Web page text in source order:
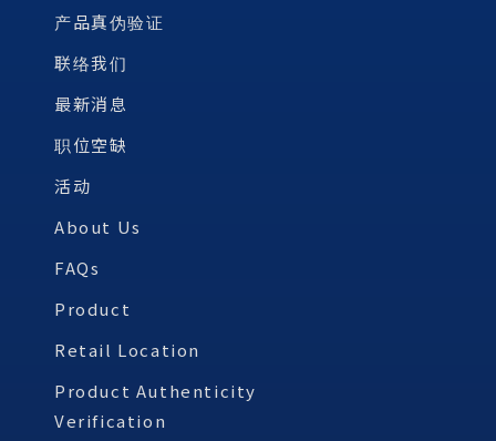
产品真伪验证
联络我们
最新消息
职位空缺
活动
About Us
FAQs
Product
Retail Location
Product Authenticity
Verification